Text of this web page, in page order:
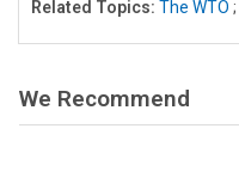
Related Topics: The WTO ;
We Recommend